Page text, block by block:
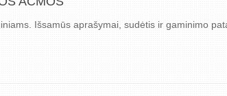
Išsamūs aprašymai, sudėtis ir gaminimo